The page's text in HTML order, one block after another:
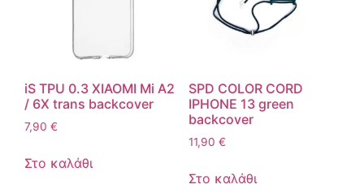
iS TPU 0.3 XIAOMI Mi A2
/ 6X trans backcover
7,90 €
Στο καλάθι
SPD COLOR CORD
IPHONE 13 green
backcover
11,90 €
Στο καλάθι